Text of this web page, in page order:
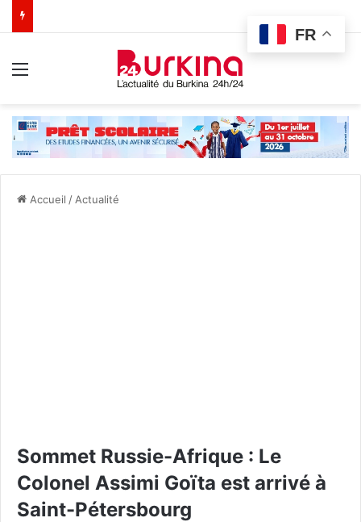
Accueil / Actualité
Sommet Russie-Afrique : Le
Colonel Assimi Goïta est arrivé à
Saint-Pétersbourg
FR